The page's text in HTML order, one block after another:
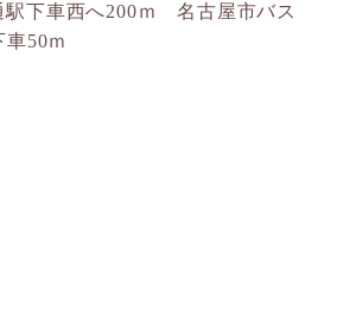
駅下車西へ200ｍ 名古屋市バス
50ｍ